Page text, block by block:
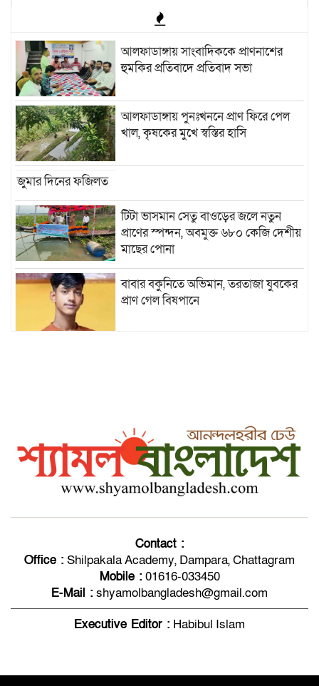
আলফাডাঙ্গায় সাংবাদিককে প্রাণনাশের
হুমকির প্রতিবাদে প্রতিবাদ সভা
আলফাডাঙ্গায় পুনঃখননে প্রাণ ফিরে পেল
খাল, কৃষকের মুখে স্বস্তির হাসি
জুমার দিনের ফজিলত
টিটা ভাসমান সেতু বাওড়ের জলে নতুন
প্রাণের স্পন্দন, অবমুক্ত ৬৮০ কেজি দেশীয়
মাছের পোনা
বাবার বকুনিতে অভিমান, তরতাজা যুবকের
প্রাণ গেল বিষপানে
পবিত্র ঈদুল আযহা উপলক্ষে সকলকে ‘ঈদ
মোবারক’
টেকনাফে শিশু ধর্ষণ মামলার প্রধান
পলাতক আসামি নবী হোসেন গ্রেপ্তার
টেকনাফে পৃথক অভিযানে বিদেশি মদ-
পণ্যসামগ্রীসহ গ্রেফতার-১৩
প্রভাষকের অশ্রুসিক্ত বর্ণিল বিদায়
Contact :
Office : Shilpakala Academy, Dampara, Chattagram
Mobile : 01616-033450
E-Mail : shyamolbangladesh@gmail.com
Executive Editor : Habibul Islam